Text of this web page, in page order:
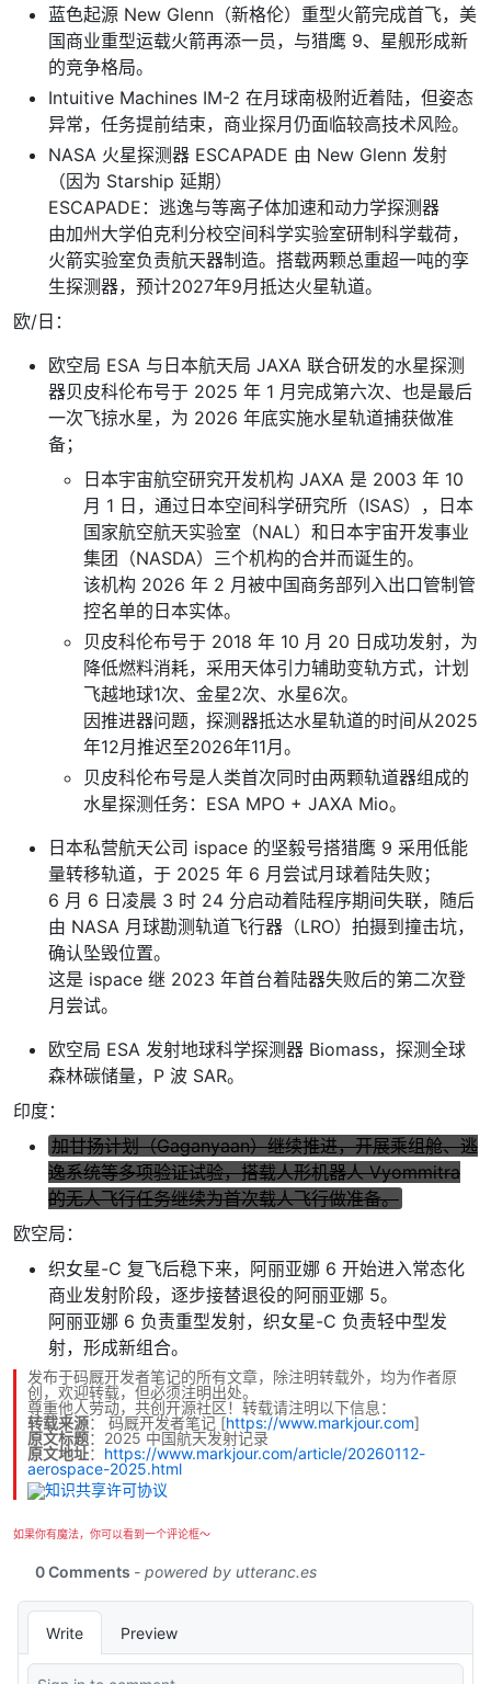
蓝色起源 New Glenn（新格伦）重型火箭完成首飞，美
国商业重型运载火箭再添一员，与猎鹰 9、星舰形成新
的竞争格局。
Intuitive Machines IM-2 在月球南极附近着陆，但姿态
异常，任务提前结束，商业探月仍面临较高技术风险。
NASA 火星探测器 ESCAPADE 由 New Glenn 发射
（因为 Starship 延期）
ESCAPADE：逃逸与等离子体加速和动力学探测器
由加州大学伯克利分校空间科学实验室研制科学载荷，
火箭实验室负责航天器制造。搭载两颗总重超一吨的孪
生探测器，预计2027年9月抵达火星轨道。
欧/日：
欧空局 ESA 与日本航天局 JAXA 联合研发的水星探测
器贝皮科伦布号于 2025 年 1 月完成第六次、也是最后
一次飞掠水星，为 2026 年底实施水星轨道捕获做准
备；
日本宇宙航空研究开发机构 JAXA 是 2003 年 10
月 1 日，通过日本空间科学研究所（ISAS），日本
国家航空航天实验室（NAL）和日本宇宙开发事业
集团（NASDA）三个机构的合并而诞生的。
该机构 2026 年 2 月被中国商务部列入出口管制管
控名单的日本实体。
贝皮科伦布号于 2018 年 10 月 20 日成功发射，为
降低燃料消耗，采用天体引力辅助变轨方式，计划
飞越地球1次、金星2次、水星6次。
因推进器问题，探测器抵达水星轨道的时间从2025
年12月推迟至2026年11月。
贝皮科伦布号是人类首次同时由两颗轨道器组成的
水星探测任务：ESA MPO + JAXA Mio。
日本私营航天公司 ispace 的坚毅号搭猎鹰 9 采用低能
量转移轨道，于 2025 年 6 月尝试月球着陆失败；
6 月 6 日凌晨 3 时 24 分启动着陆程序期间失联，随后
由 NASA 月球勘测轨道飞行器（LRO）拍摄到撞击坑，
确认坠毁位置。
这是 ispace 继 2023 年首台着陆器失败后的第二次登
月尝试。
欧空局 ESA 发射地球科学探测器 Biomass，探测全球
森林碳储量，P 波 SAR。
印度：
加甘扬计划（Gaganyaan）继续推进，开展乘组舱、逃
逸系统等多项验证试验，搭载人形机器人 Vyommitra
的无人飞行任务继续为首次载人飞行做准备。
欧空局：
织女星-C 复飞后稳下来，阿丽亚娜 6 开始进入常态化
商业发射阶段，逐步接替退役的阿丽亚娜 5。
阿丽亚娜 6 负责重型发射，织女星-C 负责轻中型发
射，形成新组合。
发布于码厩开发者笔记的所有文章，除注明转载外，均为作者原
创，欢迎转载，但必须注明出处。
尊重他人劳动，共创开源社区！转载请注明以下信息：
转载来源： 码厩开发者笔记 [https://www.markjour.com]
原文标题：2025 中国航天发射记录
原文地址： https://www.markjour.com/article/20260112-
aerospace-2025.html
如果你有魔法，你可以看到一个评论框～